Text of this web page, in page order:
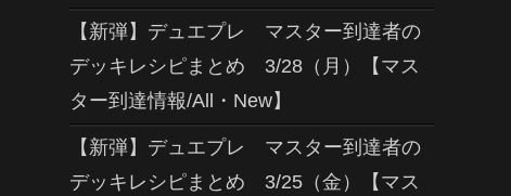
【新弾】デュエプレ マスター到達者の
デッキレシピまとめ 3/28（月）【マス
ター到達情報/All・New】
【新弾】デュエプレ マスター到達者の
デッキレシピまとめ 3/25（金）【マス